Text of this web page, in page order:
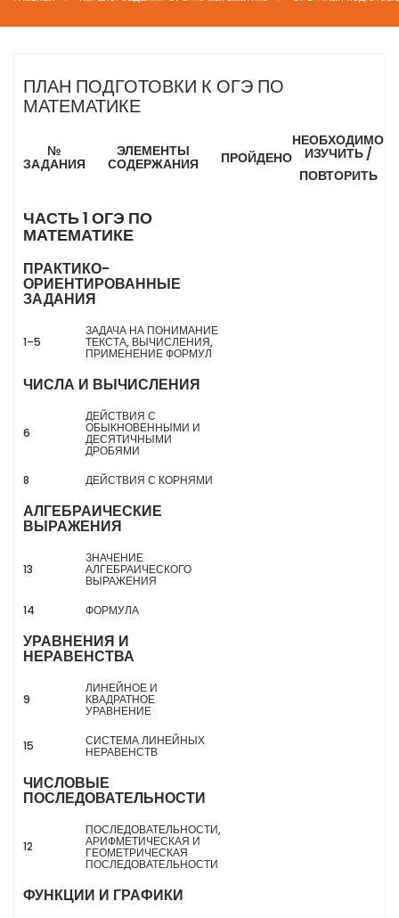
ПЛАН ПОДГОТОВКИ К ОГЭ ПО
МАТЕМАТИКЕ
№
ЗАДАНИЯ
ЭЛЕМЕНТЫ
СОДЕРЖАНИЯ ПРОЙДЕНО
НЕОБХОДИМО
ИЗУЧИТЬ /
ПОВТОРИТЬ
ЧАСТЬ 1 ОГЭ ПО
МАТЕМАТИКЕ
ПРАКТИКО-
ОРИЕНТИРОВАННЫЕ
ЗАДАНИЯ
1–5
ЗАДАЧА НА ПОНИМАНИЕ
ТЕКСТА, ВЫЧИСЛЕНИЯ,
ПРИМЕНЕНИЕ ФОРМУЛ
ЧИСЛА И ВЫЧИСЛЕНИЯ
6
ДЕЙСТВИЯ С
ОБЫКНОВЕННЫМИ И
ДЕСЯТИЧНЫМИ
ДРОБЯМИ
8
ДЕЙСТВИЯ С КОРНЯМИ
АЛГЕБРАИЧЕСКИЕ
ВЫРАЖЕНИЯ
13
ЗНАЧЕНИЕ
АЛГЕБРАИЧЕСКОГО
ВЫРАЖЕНИЯ
14
ФОРМУЛА
УРАВНЕНИЯ И
НЕРАВЕНСТВА
9
ЛИНЕЙНОЕ И
КВАДРАТНОЕ
УРАВНЕНИЕ
15 СИСТЕМА ЛИНЕЙНЫХ
НЕРАВЕНСТВ
ЧИСЛОВЫЕ
ПОСЛЕДОВАТЕЛЬНОСТИ
12
ПОСЛЕДОВАТЕЛЬНОСТИ,
АРИФМЕТИЧЕСКАЯ И
ГЕОМЕТРИЧЕСКАЯ
ПОСЛЕДОВАТЕЛЬНОСТИ
ФУНКЦИИ И ГРАФИКИ